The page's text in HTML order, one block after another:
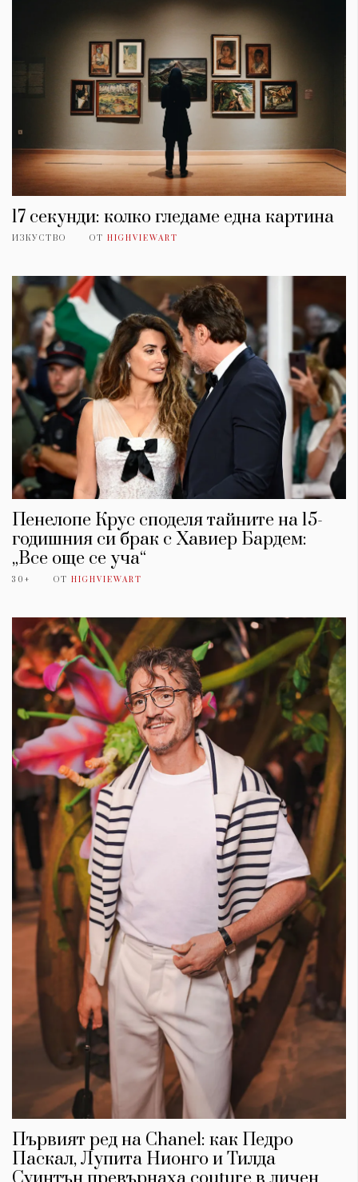
17 секунди: колко гледаме една картина
ИЗКУСТВО ОТ HIGHVIEWART
Пенелопе Крус споделя тайните на 15-
годишния си брак с Хавиер Бардем:
„Все още се уча“
30+ ОТ HIGHVIEWART
Първият ред на Chanel: как Педро
Паскал, Лупита Нионго и Тилда